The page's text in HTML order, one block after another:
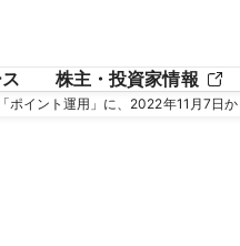
株主・投資家情報
イント運用」に、2022年11月7日